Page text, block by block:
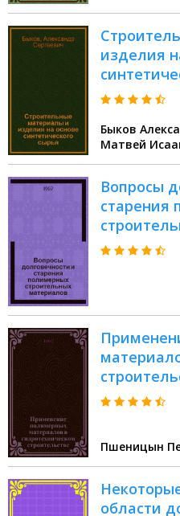
семинара.
изделия
Быков
Матвей Исаакович,
Вопросы
старения
Сборник
Пшеницын
области